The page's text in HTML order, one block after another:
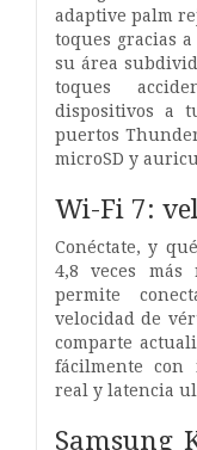
adaptive palm
toques gracias
su área
toques
dispositivos a
puertos
microSD y
Wi-Fi 7:
Conéctate, y
4,8 veces
permite
velocidad de
comparte
fácilmente con
real y latencia
Samsung